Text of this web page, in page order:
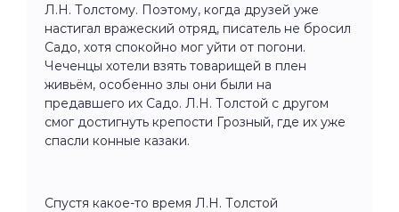
Л.Н. Толстому. Поэтому, когда друзей уже
настигал вражеский отряд, писатель не бросил
Садо, хотя спокойно мог уйти от погони.
Чеченцы хотели взять товарищей в плен
живьём, особенно злы они были на
предавшего их Садо. Л.Н. Толстой с другом
смог достигнуть крепости Грозный, где их уже
спасли конные казаки.
Спустя какое-то время Л.Н. Толстой